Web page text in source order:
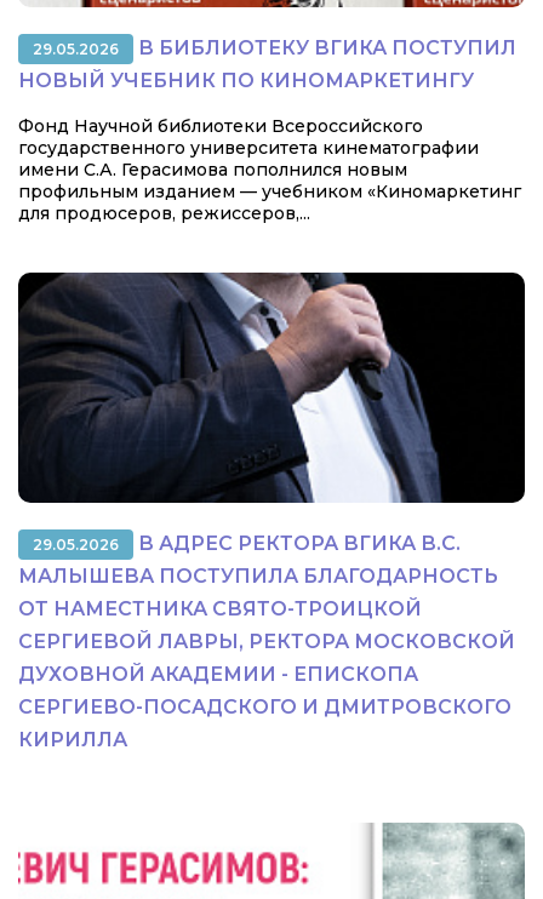
29.05.2026
В БИБЛИОТЕКУ ВГИКА ПОСТУПИЛ
НОВЫЙ УЧЕБНИК ПО КИНОМАРКЕТИНГУ
Фонд Научной библиотеки Всероссийского
государственного университета кинематографии
имени С.А. Герасимова пополнился новым
профильным изданием — учебником «Киномаркетинг
для продюсеров, режиссеров,...
29.05.2026
В АДРЕС РЕКТОРА ВГИКА В.С.
МАЛЫШЕВА ПОСТУПИЛА БЛАГОДАРНОСТЬ
ОТ НАМЕСТНИКА СВЯТО-ТРОИЦКОЙ
СЕРГИЕВОЙ ЛАВРЫ, РЕКТОРА МОСКОВСКОЙ
ДУХОВНОЙ АКАДЕМИИ - ЕПИСКОПА
СЕРГИЕВО-ПОСАДСКОГО И ДМИТРОВСКОГО
КИРИЛЛА